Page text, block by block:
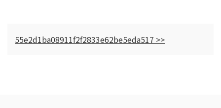
55e2d1ba08911f2f2833e62be5eda517 >>